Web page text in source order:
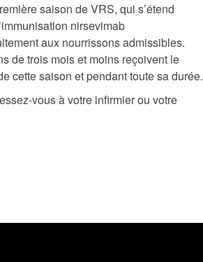
saison de VRS, qui s’étend
nirsevimab
aux nourrissons admissibles.
de trois mois et moins reçoivent le
cette saison et pendant toute sa durée.
vous à votre infirmier ou votre